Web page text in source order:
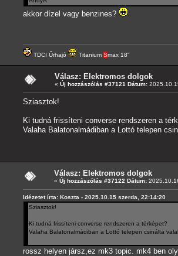
akkor dízel vagy benzines?
TDCI Űrhajó Titanium Smax 18"
Válasz: Elektromos dolgok
« Új hozzászólás #37121 Dátum:
Sziasztok!
Ki tudná frissíteni converse rendszeren a
Valaha Balatonalmádiban a Lottó telepen
Válasz: Elektromos dolgok
« Új hozzászólás #37122 Dátum:
Idézetet írta: Koszta - 2025.10.15 szerda, 22:14:20
Sziasztok!
Ki tudná frissíteni converse rendszeren a térképet?
Valaha Balatonalmádiban a Lottó telepen csinálta
rossz helyen jársz,ez mk3 topic. mk4 ben